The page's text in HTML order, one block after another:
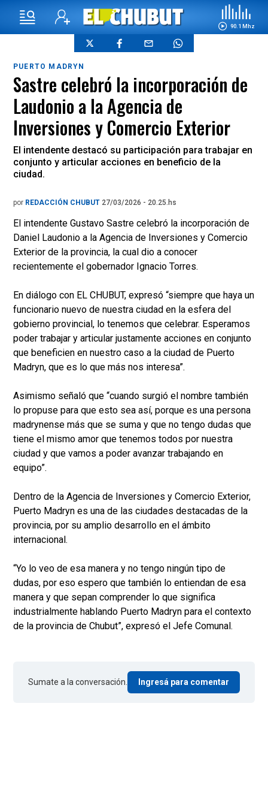
90.1 Mhz
PUERTO MADRYN
Sastre celebró la incorporación de
Laudonio a la Agencia de
Inversiones y Comercio Exterior
El intendente destacó su participación para trabajar en
conjunto y articular acciones en beneficio de la
ciudad.
por REDACCIÓN CHUBUT 27/03/2026 - 20.25.hs
El intendente Gustavo Sastre celebró la incorporación de
Daniel Laudonio a la Agencia de Inversiones y Comercio
Exterior de la provincia, la cual dio a conocer
recientemente el gobernador Ignacio Torres.
En diálogo con EL CHUBUT, expresó “siempre que haya un
funcionario nuevo de nuestra ciudad en la esfera del
gobierno provincial, lo tenemos que celebrar. Esperamos
poder trabajar y articular justamente acciones en conjunto
que beneficien en nuestro caso a la ciudad de Puerto
Madryn, que es lo que más nos interesa”.
Asimismo señaló que “cuando surgió el nombre también
lo propuse para que esto sea así, porque es una persona
madrynense más que se suma y que no tengo dudas que
tiene el mismo amor que tenemos todos por nuestra
ciudad y que vamos a poder avanzar trabajando en
equipo”.
Dentro de la Agencia de Inversiones y Comercio Exterior,
Puerto Madryn es una de las ciudades destacadas de la
provincia, por su amplio desarrollo en el ámbito
internacional.
“Yo lo veo de esa manera y no tengo ningún tipo de
dudas, por eso espero que también lo entiendan de esa
manera y que sepan comprender lo que significa
industrialmente hablando Puerto Madryn para el contexto
de la provincia de Chubut”, expresó el Jefe Comunal.
Sumate a la conversación. Ingresá para comentar